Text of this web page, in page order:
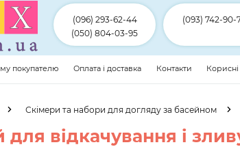
(096) 293-62-44
(050) 804-03-95
(093) 742-90-
покупателю Оплата і доставка Контакти Корисні
Скімери та набори для догляду за басейном
відкачування і